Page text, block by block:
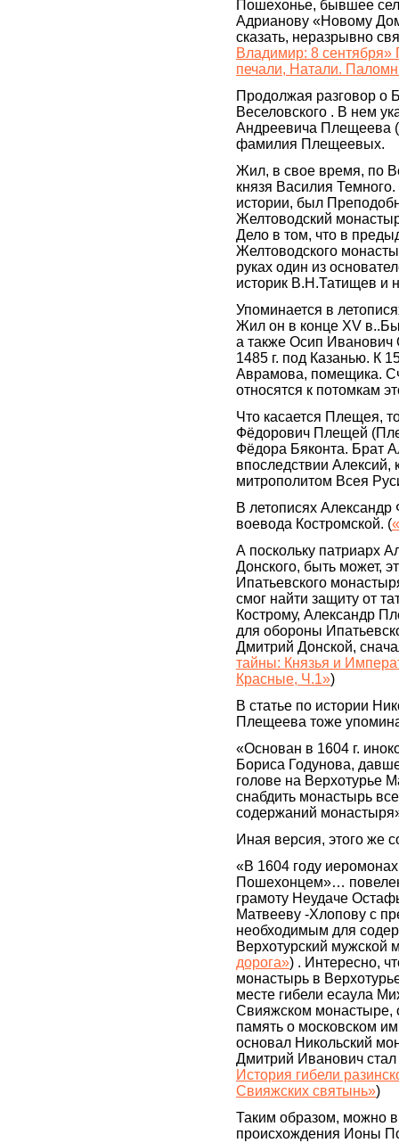
Пошехонье, бывшее
Адрианову «Новому
сказать, неразрывно
Владимир: 8 сентября»
печали, Натали.
Продолжая разговор о
Веселовского . В нем
Андреевича Плещеева
фамилия Плещеевых.
Жил, в свое время, по
князя Василия
истории, был
Желтоводский
Дело в том, что в
Желтоводского
руках один из
историк В.Н.Татищев и
Упоминается в
Жил он в конце XV
а также Осип Иванович
1485 г. под Казанью. К
Аврамова, помещика.
относятся к потомкам
Что касается Плещея,
Фёдорович Плещей
Фёдора Бяконта. Брат
впоследствии Алексий,
митрополитом Всея
В летописях
воевода Костромской. (
А поскольку патриарх
Донского, быть может,
Ипатьевского
смог найти защиту от
Кострому, Александр
для обороны
Дмитрий Донской,
тайны: Князья и
Красные, Ч.1»)
В статье по истории
Плещеева тоже
«Основан в 1604 г.
Бориса Годунова,
голове на Верхотурье
снабдить монастырь
содержаний
Иная версия, этого же
«В 1604 году
Пошехонцем»…
грамоту Неудаче
Матвееву -Хлопову с
необходимым для
Верхотурский мужской
дорога») . Интересно,
монастырь в
месте гибели есаула
Свияжском монастыре,
память о московском
основал Никольский
Дмитрий Иванович
История гибели
Свияжских святынь»)
Таким образом, можно
происхождения Ионы